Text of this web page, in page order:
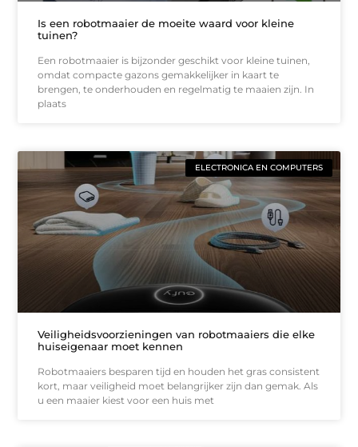
Is een robotmaaier de moeite waard voor kleine
tuinen?
Een robotmaaier is bijzonder geschikt voor kleine tuinen,
omdat compacte gazons gemakkelijker in kaart te
brengen, te onderhouden en regelmatig te maaien zijn. In
plaats
ELECTRONICA EN COMPUTERS
Veiligheidsvoorzieningen van robotmaaiers die elke
huiseigenaar moet kennen
Robotmaaiers besparen tijd en houden het gras consistent
kort, maar veiligheid moet belangrijker zijn dan gemak. Als
u een maaier kiest voor een huis met